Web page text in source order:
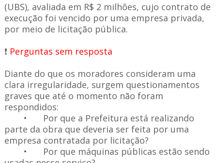
(UBS), avaliada em R$ 2 milhões, cujo contrato de
execução foi vencido por uma empresa privada,
por meio de licitação pública.
❗ Perguntas sem resposta
Diante do que os moradores consideram uma
clara irregularidade, surgem questionamentos
graves que até o momento não foram
respondidos:
•
Por que a Prefeitura está realizando
parte da obra que deveria ser feita por uma
empresa contratada por licitação?
•
Por que máquinas públicas estão sendo